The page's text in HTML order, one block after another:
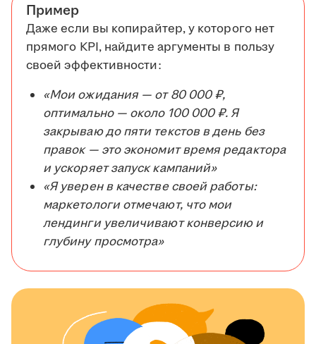
Пример
Даже если вы копирайтер, у которого нет
прямого KPI, найдите аргументы в пользу
своей эффективности:
«Мои ожидания — от 80 000 ₽,
оптимально — около 100 000 ₽. Я
закрываю до пяти текстов в день без
правок — это экономит время редактора
и ускоряет запуск кампаний»
«Я уверен в качестве своей работы:
маркетологи отмечают, что мои
лендинги увеличивают конверсию и
глубину просмотра»